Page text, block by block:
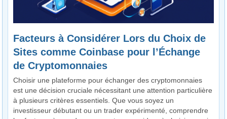
Facteurs à Considérer Lors du Choix de
Sites comme Coinbase pour l’Échange
de Cryptomonnaies
Choisir une plateforme pour échanger des cryptomonnaies
est une décision cruciale nécessitant une attention particulière
à plusieurs critères essentiels. Que vous soyez un
investisseur débutant ou un trader expérimenté, comprendre